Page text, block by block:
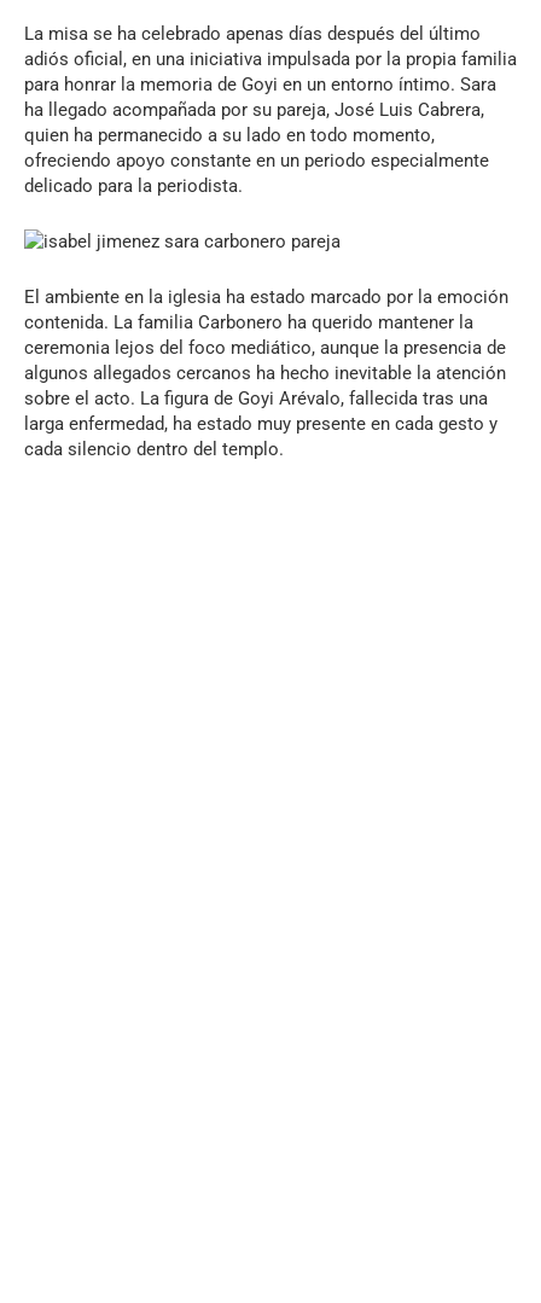
La misa se ha celebrado apenas días después del último
adiós oficial, en una iniciativa impulsada por la propia familia
para honrar la memoria de Goyi en un entorno íntimo. Sara
ha llegado acompañada por su pareja, José Luis Cabrera,
quien ha permanecido a su lado en todo momento,
ofreciendo apoyo constante en un periodo especialmente
delicado para la periodista.
El ambiente en la iglesia ha estado marcado por la emoción
contenida. La familia Carbonero ha querido mantener la
ceremonia lejos del foco mediático, aunque la presencia de
algunos allegados cercanos ha hecho inevitable la atención
sobre el acto. La figura de Goyi Arévalo, fallecida tras una
larga enfermedad, ha estado muy presente en cada gesto y
cada silencio dentro del templo.